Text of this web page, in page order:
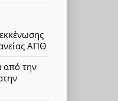
ΑΠΘ
από την